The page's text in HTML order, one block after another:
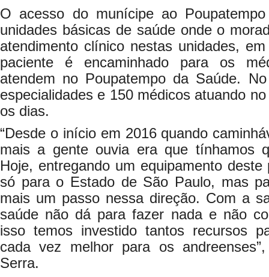
O acesso do munícipe ao
unidades básicas de saúde onde o
atendimento clínico nestas unidades,
paciente é encaminhado para os
atendem no Poupatempo da Saúde.
especialidades e 150 médicos atuando
os dias.
“Desde o início em 2016 quando
mais a gente ouvia era que tínhamos
Hoje, entregando um equipamento
só para o Estado de São Paulo, mas
mais um passo nessa direção. Com a
saúde não dá para fazer nada e não
isso temos investido tantos recursos
cada vez melhor para os
Serra.